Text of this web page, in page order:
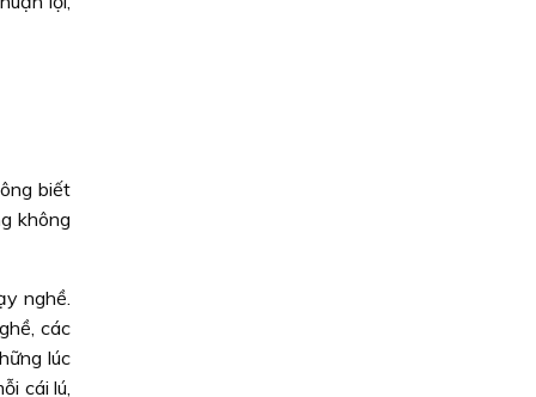
biết
không
nghề.
các
lúc
cái lú,